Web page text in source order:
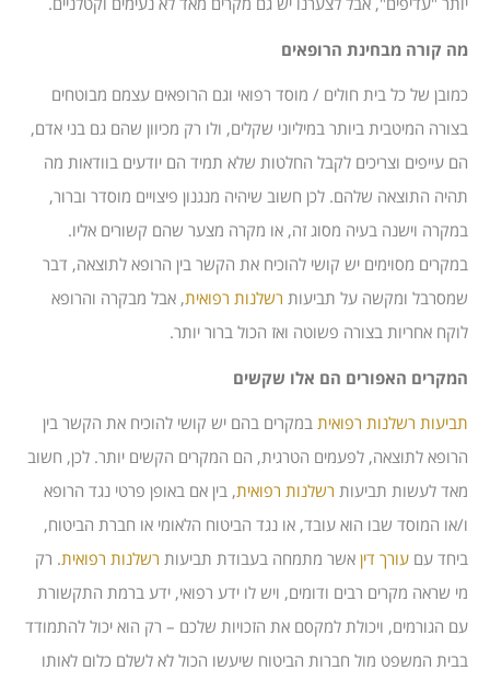
מה קורה מבחינת הרופאים
כמובן של כל בית חולים / מוסד רפואי וגם הרופאים עצמם מבוטחים
בצורה המיטבית ביותר במיליוני שקלים, ולו רק מכיוון שהם גם בני אדם,
הם עייפים וצריכים לקבל החלטות שלא תמיד הם יודעים בוודאות מה
תהיה התוצאה שלהם. לכן חשוב שיהיה מנגנון פיצויים מוסדר וברור,
במקרה וישנה בעיה מסוג זה, או מקרה מצער שהם קשורים אליו.
במקרים מסוימים יש קושי להוכיח את הקשר בין הרופא לתוצאה, דבר
שמסרבל ומקשה על תביעות רשלנות רפואית, אבל מבקרה והרופא
לוקח אחריות בצורה פשוטה ואז הכול ברור יותר.
המקרים האפורים הם אלו שקשים
תביעות רשלנות רפואית במקרים בהם יש קושי להוכיח את הקשר בין
הרופא לתוצאה, לפעמים הטרגית, הם המקרים הקשים יותר. לכן, חשוב
מאד לעשות תביעות רשלנות רפואית, בין אם באופן פרטי נגד הרופא
ו/או המוסד שבו הוא עובד, או נגד הביטוח הלאומי או חברת הביטוח,
ביחד עם עורך דין אשר מתמחה בעבודת תביעות רשלנות רפואית. רק
מי שראה מקרים רבים ודומים, ויש לו ידע רפואי, ידע ברמת התקשורת
עם הגורמים, ויכולת למקסם את הזכויות שלכם – רק הוא יכול להתמודד
בבית המשפט מול חברות הביטוח שיעשו הכול לא לשלם כלום לאותו